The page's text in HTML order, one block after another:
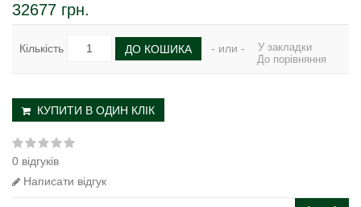
32677 грн.
Кількість ДО КОШИКА - или -
У закладки
До порівняння
КУПИТИ В ОДИН КЛІК
0 відгуків
Написати відгук